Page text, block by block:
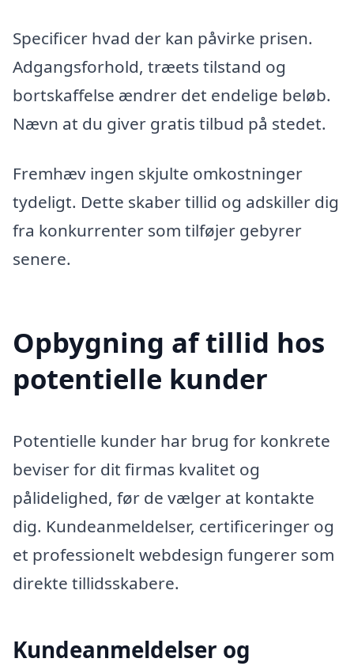
Specificer hvad der kan påvirke prisen.
Adgangsforhold, træets tilstand og
bortskaffelse ændrer det endelige beløb.
Nævn at du giver gratis tilbud på stedet.
Fremhæv ingen skjulte omkostninger
tydeligt. Dette skaber tillid og adskiller dig
fra konkurrenter som tilføjer gebyrer
senere.
Opbygning af tillid hos
potentielle kunder
Potentielle kunder har brug for konkrete
beviser for dit firmas kvalitet og
pålidelighed, før de vælger at kontakte
dig. Kundeanmeldelser, certificeringer og
et professionelt webdesign fungerer som
direkte tillidsskabere.
Kundeanmeldelser og